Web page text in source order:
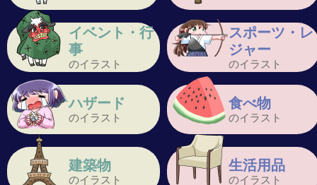
イベント・行
事
のイラスト
スポーツ・レ
ジャー
のイラスト
ハザード
のイラスト
食べ物
のイラスト
建築物
のイラスト
生活用品
のイラスト